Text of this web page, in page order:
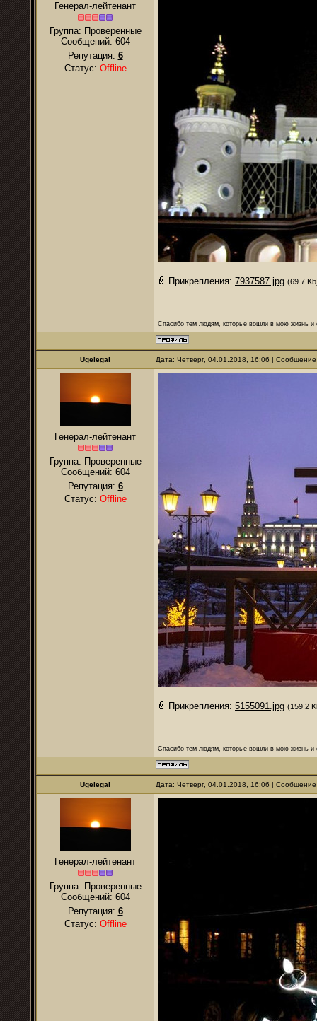
Генерал-лейтенант
Группа: Проверенные
Сообщений: 604
Репутация: 6
Статус: Offline
Прикрепления: 7937587.jpg (69.7
Спасибо тем людям, которые вошли в мою жизнь и
Ugelegal Дата: Четверг, 04.01.2018, 16:06 |
Генерал-лейтенант
Группа: Проверенные
Сообщений: 604
Репутация: 6
Статус: Offline
Прикрепления: 5155091.jpg (159.2
Спасибо тем людям, которые вошли в мою жизнь и
Ugelegal Дата: Четверг, 04.01.2018, 16:06 |
Генерал-лейтенант
Группа: Проверенные
Сообщений: 604
Репутация: 6
Статус: Offline